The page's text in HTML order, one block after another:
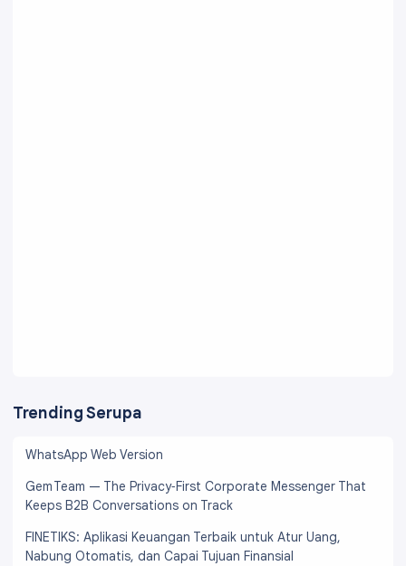
Trending Serupa
WhatsApp Web Version
Gem Team — The Privacy‑First Corporate Messenger That
Keeps B2B Conversations on Track
FINETIKS: Aplikasi Keuangan Terbaik untuk Atur Uang,
Nabung Otomatis, dan Capai Tujuan Finansial